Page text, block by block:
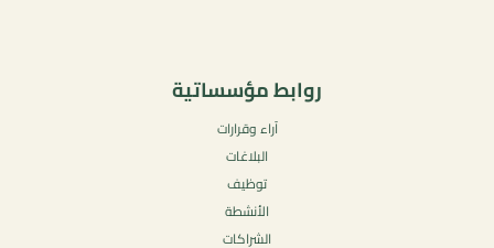
روابط مؤسساتية
آراء وقرارات
البلاغات
توظيف
الأنشطة
الشراكات